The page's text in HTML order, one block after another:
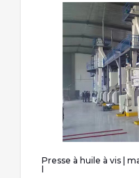
Presse à huile à vis |
l